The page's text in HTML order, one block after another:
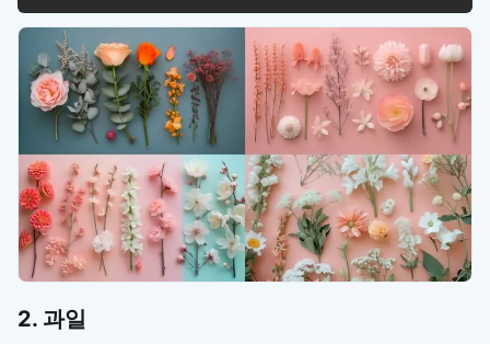
2. 과일